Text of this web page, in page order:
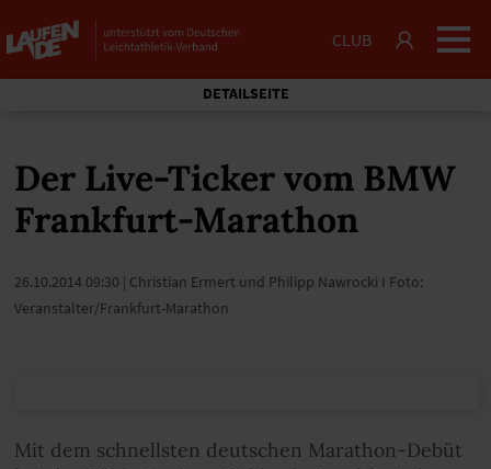
CLUB
DETAILSEITE
Der Live-Ticker vom BMW
Frankfurt-Marathon
26.10.2014 09:30 | Christian Ermert und Philipp Nawrocki I Foto:
Veranstalter/Frankfurt-Marathon
Mit dem schnellsten deutschen Marathon-Debüt